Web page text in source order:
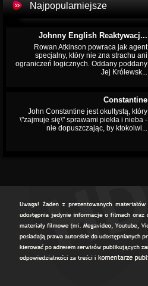
Najpopularniejsze
Johnny English Reaktywacj...
Rowan Atkinson powraca jak agent
specjalny, który nie zna strachu ani
ograniczeń logicznych. Oddany poddany
Jej Królewsk...
Constantine
John Constantine jest okultystą, który
\"zajmuje się\" sprawami piekła i nieba -
nie dopuszczając, by ktokolwi...